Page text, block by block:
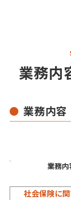
業務内
業務内
業務内
社会保険に